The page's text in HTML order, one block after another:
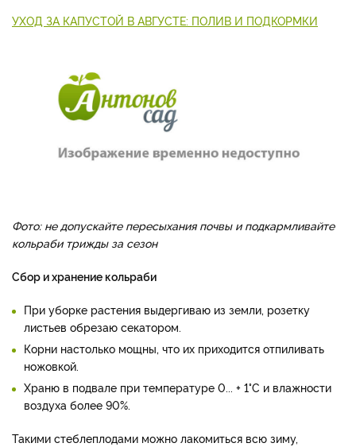
УХОД ЗА КАПУСТОЙ В АВГУСТЕ: ПОЛИВ И ПОДКОРМКИ
Фото: не допускайте пересыхания почвы и подкармливайте
кольраби трижды за сезон
Сбор и хранение кольраби
При уборке растения выдергиваю из земли, розетку
листьев обрезаю секатором.
Корни настолько мощны, что их приходится отпи­ливать
ножовкой.
Храню в под­вале при температуре 0... + 1°С и влажности
воздуха более 90%.
Такими стеблеплодами можно лакомиться всю зиму,